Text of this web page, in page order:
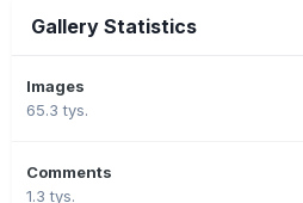
Gallery Statistics
Images
65.3 tys.
Comments
1.3 tys.